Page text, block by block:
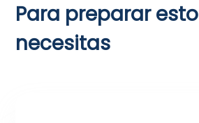
Para preparar esto
necesitas